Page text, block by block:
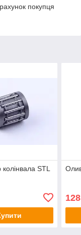
покупця
STL
128